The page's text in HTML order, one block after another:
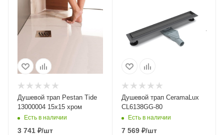
Душевой трап Pestan Tide
13000004 15х15 хром
Есть в наличии
3 741 ₽/шт
Душевой трап CeramaLux
CL6138GG-80
Есть в наличии
7 569₽/шт